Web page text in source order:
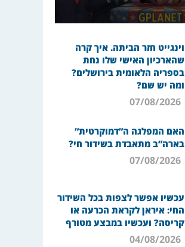
וינגייט חזר הביתה. איך קרה
שהארכיון האישי שלו נחת
בספריה הלאומית בירושלים?
ומה יש שם?
07/08/2026
האם המפלגה ה”דמוקרטית”
בארה”ב מתאבדת בשידור חי?
07/08/2026
עכשיו אפשר לצפות בכל השידור
החי: איראן לקראת הכרעה או
קריסה? ועכשיו במבצע מטורף
04/08/2026